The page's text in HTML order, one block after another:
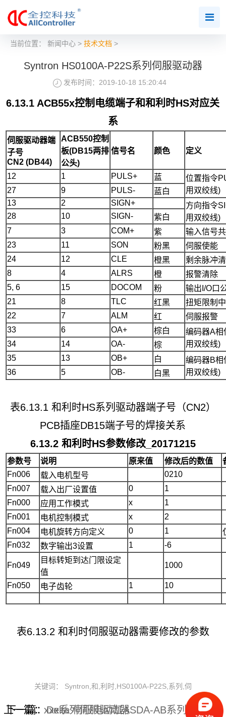
当前位置： 新闻中心> 技术文档 >
Syntron HS0100A-P22S系列伺服驱动器
发布时间：2019-10-18 15:20:44
6.13.1 ACB55x控制电缆端子和和利时HS对应关
系
伺服驱动器端
子号
CN2 (DB44)
ACB550控制
板(DB15两排
公头)
信号名 颜色 定义
12 1 PULS+ 蓝
位置指令
用双绞线)
27 9 PULS-
蓝白
13
2 SIGN+
方向指令
用双绞线)
28 10 SIGN-
紫白
7
3 COM+ 紫
输入信号
23
11 SON 粉黑
伺服使能
24
12 CLE 橙黑
剩余脉冲
8
4 ALRS 橙
报警清除
5, 6
15 DOCOM 粉
输出I/O口
21
8 TLC 红黑
扭矩限制中
22
7 ALM 红
伺服报警
33
6 OA+ 棕白
编码器A相
用双绞线)
34 14 OA-
棕
35
13 OB+ 白
编码器B相
用双绞线)
36 5 OB- 白黑
表6.13.1 和利时HS系列驱动器端子号（CN2）
PCB插座DB15端子号的焊接关系
6.13.2 和利时HS参数修改_20171215
参数号 说明 原来值 修改后的数值
Fn006
载入电机型号
0210
Fn007
载入出厂设置值 0
1
Fn000
应用工作模式 x
1
Fn001
电机控制模式 x
2
Fn004
电机旋转方向定义 0 1
Fn032
数字输出3设置 1 -6
Fn049
目标转矩到达门限设定
值
1000
Fn050 电子齿轮 1 10
表6.13.2 和利时伺服驱动器需要修改的参数
关键词： Syntron,和,利时,HS0100A-P22S,系列,伺
上一篇： xxx系列伺服驱动器
下一篇：Delta 伺服电动缸ASDA-AB系列伺服